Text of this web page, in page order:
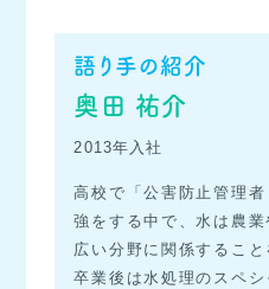
語り手の紹介
奥田 祐介
2013年入社
高校で「公害防止管理
強をする中で、水は農
広い分野に関係するこ
卒業後は水処理のスペ